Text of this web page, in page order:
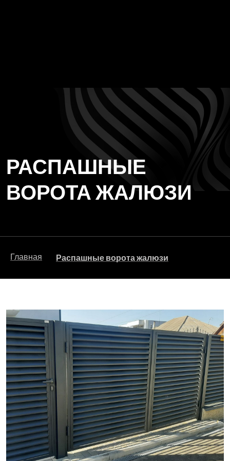
РАСПАШНЫЕ
ВОРОТА ЖАЛЮЗИ
Главная Распашные ворота жалюзи